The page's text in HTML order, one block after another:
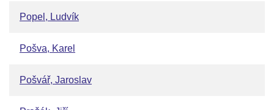
Popel, Ludvík
Pošva, Karel
Pošvář, Jaroslav